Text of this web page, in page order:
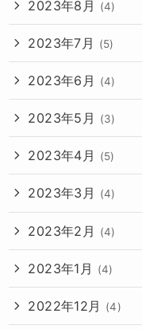
2023年8月 (4)
2023年7月 (5)
2023年6月 (4)
2023年5月 (3)
2023年4月 (5)
2023年3月 (4)
2023年2月 (4)
2023年1月 (4)
2022年12月 (4)